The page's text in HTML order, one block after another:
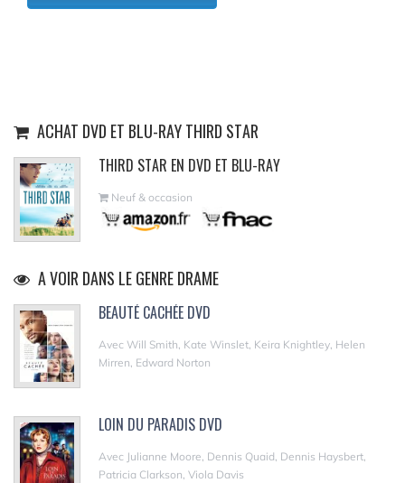
ACHAT DVD ET BLU-RAY THIRD STAR
THIRD STAR EN DVD ET BLU-RAY
Neuf & occasion
A VOIR DANS LE GENRE DRAME
BEAUTÉ CACHÉE DVD
Avec Will Smith, Kate Winslet, Keira Knightley, Helen
Mirren, Edward Norton
LOIN DU PARADIS DVD
Avec Julianne Moore, Dennis Quaid, Dennis Haysbert,
Patricia Clarkson, Viola Davis